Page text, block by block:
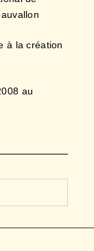
à la création
au